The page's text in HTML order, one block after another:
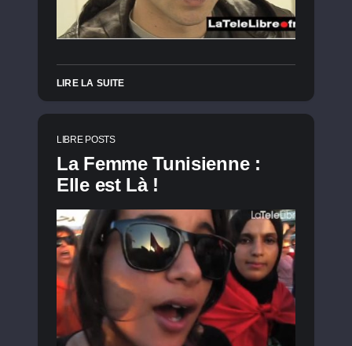
LIRE LA SUITE
LIBRE POSTS
La Femme Tunisienne :
Elle est Là !